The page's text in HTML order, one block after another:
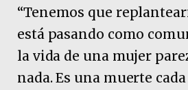
“Tenemos que
está pasando como
la vida de una mujer
nada. Es una muerte cada